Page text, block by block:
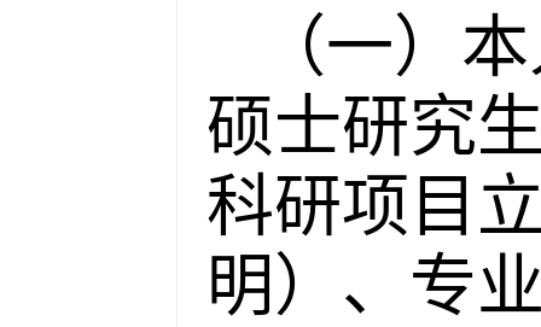
（一）
硕士研究
科研项目
明）、专